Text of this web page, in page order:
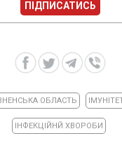
ПІДПИСАТИСЬ
ОБЛАСТЬ
ІНФЕКЦІЙНЙ ХВОРОБИ